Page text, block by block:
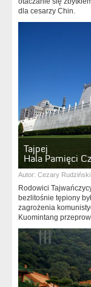
dla cesarzy Chin.
Tajpej
Hala Pamięci
Autor: Cezary Rudziński
Rodowici
bezlitośnie tępiony
zagrożenia
Kuomintang